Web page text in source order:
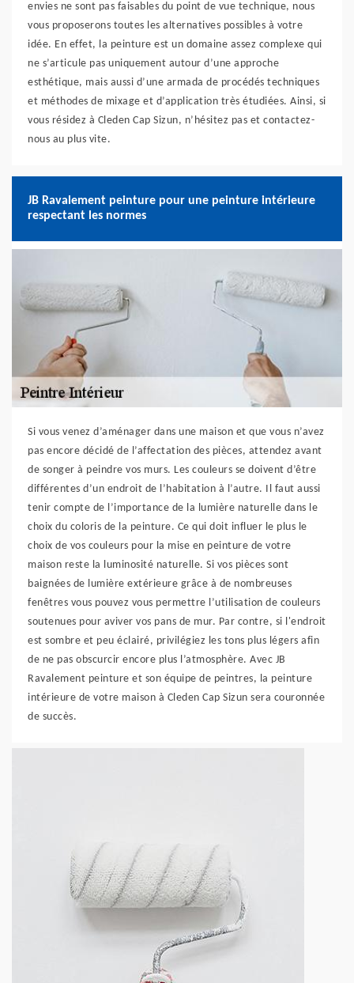
envies ne sont pas faisables du point de vue technique, nous
vous proposerons toutes les alternatives possibles à votre
idée. En effet, la peinture est un domaine assez complexe qui
ne s’articule pas uniquement autour d’une approche
esthétique, mais aussi d’une armada de procédés techniques
et méthodes de mixage et d’application très étudiées. Ainsi, si
vous résidez à Cleden Cap Sizun, n’hésitez pas et contactez-
nous au plus vite.
JB Ravalement peinture pour une peinture intérieure
respectant les normes
Si vous venez d’aménager dans une maison et que vous n’avez
pas encore décidé de l’affectation des pièces, attendez avant
de songer à peindre vos murs. Les couleurs se doivent d’être
différentes d’un endroit de l’habitation à l’autre. Il faut aussi
tenir compte de l’importance de la lumière naturelle dans le
choix du coloris de la peinture. Ce qui doit influer le plus le
choix de vos couleurs pour la mise en peinture de votre
maison reste la luminosité naturelle. Si vos pièces sont
baignées de lumière extérieure grâce à de nombreuses
fenêtres vous pouvez vous permettre l’utilisation de couleurs
soutenues pour aviver vos pans de mur. Par contre, si l'endroit
est sombre et peu éclairé, privilégiez les tons plus légers afin
de ne pas obscurcir encore plus l’atmosphère. Avec JB
Ravalement peinture et son équipe de peintres, la peinture
intérieure de votre maison à Cleden Cap Sizun sera couronnée
de succès.